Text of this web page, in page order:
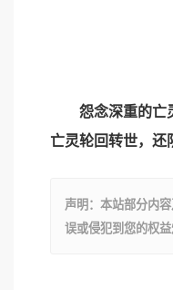
怨念深重的亡灵
亡灵轮回转世，还
声明：本站部分内
误或侵犯到您的权